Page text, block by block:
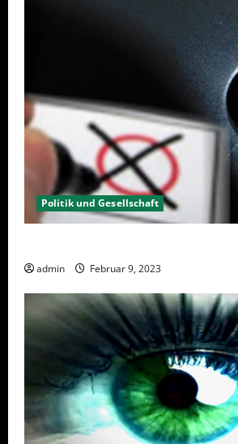
Politik und Gesellschaft
admin Februar 9, 2023